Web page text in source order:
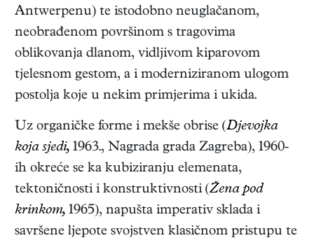
Antwerpenu) te istodobno neuglačanom,
neobrađenom površinom s tragovima
oblikovanja dlanom, vidljivom kiparovom
tjelesnom gestom, a i moderniziranom ulogom
postolja koje u nekim primjerima i ukida.
Uz organičke forme i mekše obrise (Djevojka
koja sjedi, 1963., Nagrada grada Zagreba), 1960-
ih okreće se ka kubiziranju elemenata,
tektoničnosti i konstruktivnosti (Žena pod
krinkom, 1965), napušta imperativ sklada i
savršene ljepote svojstven klasičnom pristupu te